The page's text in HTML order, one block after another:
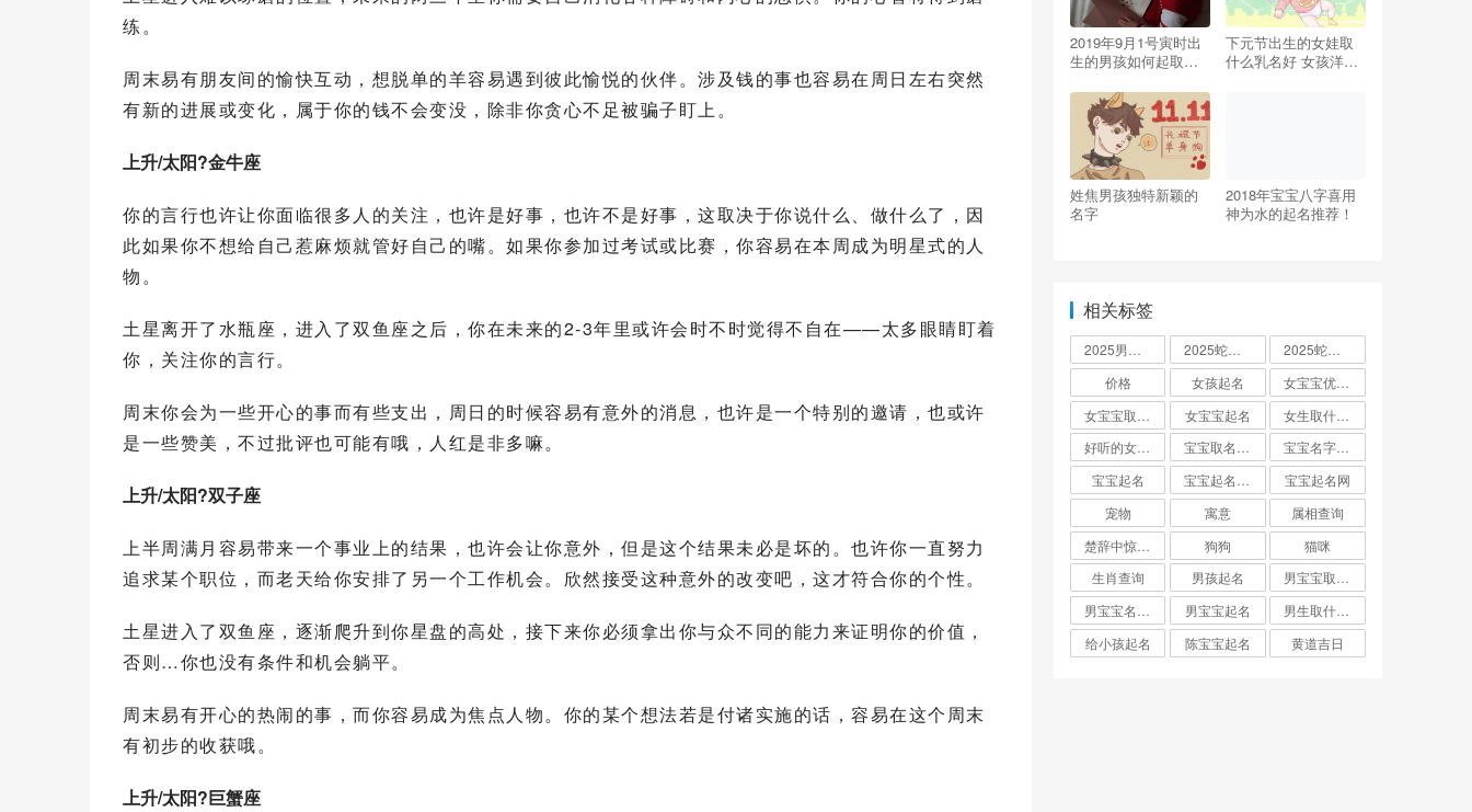
练。
周末易有朋友间的愉快互动，想脱单的羊容易遇到彼此愉悦的伙伴。涉及钱的事也容易在周日左右突然
有新的进展或变化，属于你的钱不会变没，除非你贪心不足被骗子盯上。
上升/太阳?金牛座
你的言行也许让你面临很多人的关注，也许是好事，也许不是好事，这取决于你说什么、做什么了，因
此如果你不想给自己惹麻烦就管好自己的嘴。如果你参加过考试或比赛，你容易在本周成为明星式的人
物。
土星离开了水瓶座 ，进入了双鱼座之后，你在未来的2-3年里或许会时不时觉得不自在——太多眼睛盯着
你，关注你的言行。
周末你会为一些开心的事而有些支出，周日的时候容易有意外的消息，也许是一个特别的邀请，也或许
是一些赞美，不过批评也可能有哦，人红是非多嘛。
上升/太阳?双子座
上半周满月容易带来一个事业上的结果，也许会让你意外，但是这个结果未必是坏的。也许你一直努力
追求某个职位，而老天给你安排了另一个工作机会。欣然接受这种意外的改变吧，这才符合你的个性。
土星进入了双鱼座，逐渐爬升到你星盘的高处，接下来你必须拿出你与众不同的能力来证明你的价值，
否则…你也没有条件和机会躺平。
周末易有开心的热闹的事，而你容易成为焦点人物。你的某个想法若是付诸实施的话，容易在这个周末
有初步的收获哦。
上升/太阳?巨蟹座
2019年9月1号寅时出
生的男孩如何起取个
下元节出生的女娃取
什么乳名好 女孩洋气
姓焦男孩独特新颖的
名字
2018年宝宝八字喜用
神为水的起名推荐！
相关标签
价格
女孩起名
女宝宝起名
宝宝起名
宝宝起名网
宠物
寓意
属相查询
狗狗
猫咪
生肖查询
男孩起名
男宝宝起名
给小孩起名
陈宝宝起名 黄道吉日